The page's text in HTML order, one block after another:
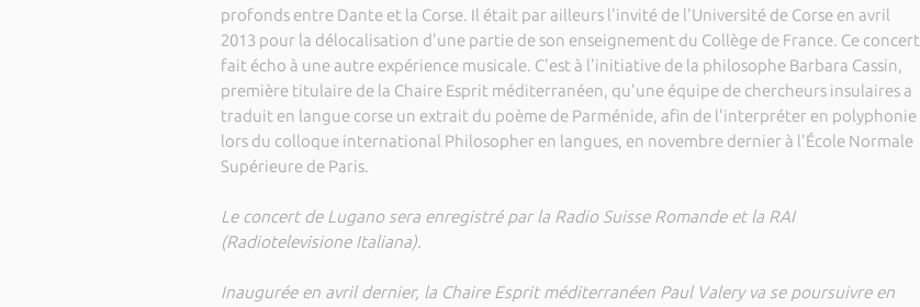
profonds entre Dante et la Corse. Il était par ailleurs l'invité de l'Université de Corse en avril
2013 pour la délocalisation d'une partie de son enseignement du Collège de France. Ce concert
fait écho à une autre expérience musicale. C'est à l'initiative de la philosophe Barbara Cassin,
première titulaire de la Chaire Esprit méditerranéen, qu'une équipe de chercheurs insulaires a
traduit en langue corse un extrait du poème de Parménide, afin de l'interpréter en polyphonie
lors du colloque international Philosopher en langues, en novembre dernier à l'École Normale
Supérieure de Paris.
Le concert de Lugano sera enregistré par la Radio Suisse Romande et la RAI
(Radiotelevisione Italiana).
Inaugurée en avril dernier, la Chaire Esprit méditerranéen Paul Valery va se poursuivre en